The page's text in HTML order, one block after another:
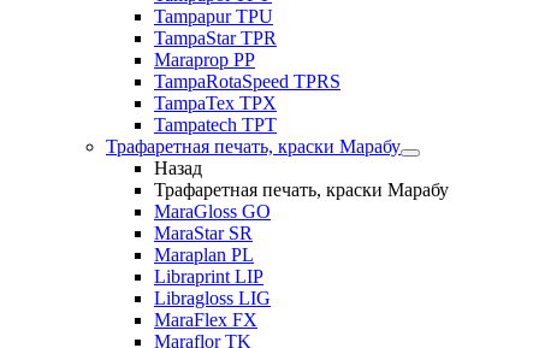
Tampapur TPU
TampaStar TPR
Maraprop PP
TampaRotaSpeed TPRS
TampaTex TPX
Tampatech TPT
Трафаретная печать, краски Марабу
Назад
Трафаретная печать, краски Марабу
MaraGloss GO
MaraStar SR
Maraplan PL
Libraprint LIP
Libragloss LIG
MaraFlex FX
Maraflor TK